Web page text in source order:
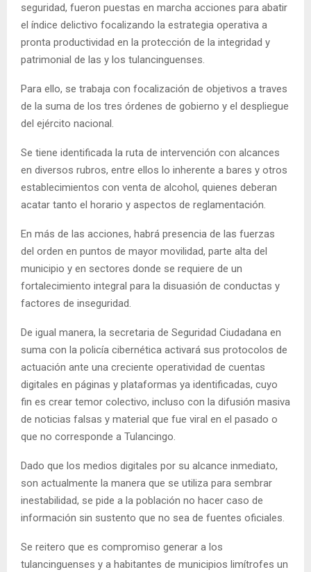
seguridad, fueron puestas en marcha acciones para abatir
el índice delictivo focalizando la estrategia operativa a
pronta productividad en la protección de la integridad y
patrimonial de las y los tulancinguenses.
Para ello, se trabaja con focalización de objetivos a traves
de la suma de los tres órdenes de gobierno y el despliegue
del ejército nacional.
Se tiene identificada la ruta de intervención con alcances
en diversos rubros, entre ellos lo inherente a bares y otros
establecimientos con venta de alcohol, quienes deberan
acatar tanto el horario y aspectos de reglamentación.
En más de las acciones, habrá presencia de las fuerzas
del orden en puntos de mayor movilidad, parte alta del
municipio y en sectores donde se requiere de un
fortalecimiento integral para la disuasión de conductas y
factores de inseguridad.
De igual manera, la secretaria de Seguridad Ciudadana en
suma con la policía cibernética activará sus protocolos de
actuación ante una creciente operatividad de cuentas
digitales en páginas y plataformas ya identificadas, cuyo
fin es crear temor colectivo, incluso con la difusión masiva
de noticias falsas y material que fue viral en el pasado o
que no corresponde a Tulancingo.
Dado que los medios digitales por su alcance inmediato,
son actualmente la manera que se utiliza para sembrar
inestabilidad, se pide a la población no hacer caso de
información sin sustento que no sea de fuentes oficiales.
Se reitero que es compromiso generar a los
tulancinguenses y a habitantes de municipios limítrofes un